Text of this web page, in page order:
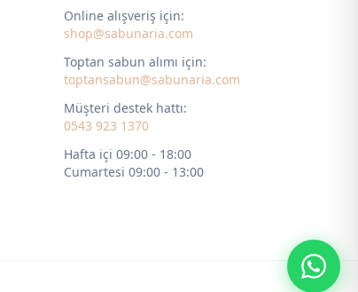
Online alışveriş için:
shop@sabunaria.com
Toptan sabun alımı için:
toptansabun@sabunaria.com
Müşteri destek hattı:
0543 923 1370
Hafta içi 09:00 - 18:00
Cumartesi 09:00 - 13:00